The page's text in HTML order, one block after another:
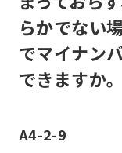
らかでない
でマイナン
できますか。
A4-2-9